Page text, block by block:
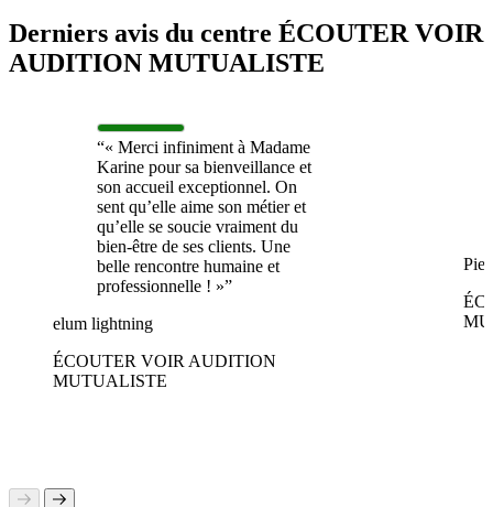
Derniers avis du centre ÉCOUTER VOIR
AUDITION MUTUALISTE
“« Merci infiniment à Madame
Karine pour sa bienveillance et
son accueil exceptionnel. On
sent qu’elle aime son métier et
qu’elle se soucie vraiment du
bien-être de ses clients. Une
belle rencontre humaine et
professionnelle ! »”
elum lightning
ÉCOUTER VOIR AUDITION
MUTUALISTE